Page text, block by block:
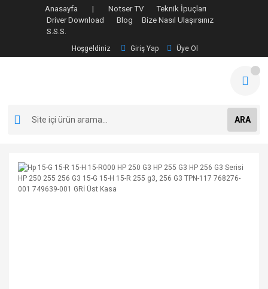
Anasayfa | Notser TV
Teknik İpuçları
Driver Download
Blog
Bize Nasıl Ulaşırsınız
S.S.S.
Hoşgeldiniz Giriş Yap Üye Ol
ARA